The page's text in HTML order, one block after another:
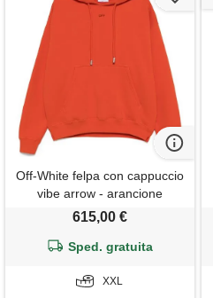
Off-White felpa con cappuccio
vibe arrow - arancione
615,00 €
Sped. gratuita
XXL